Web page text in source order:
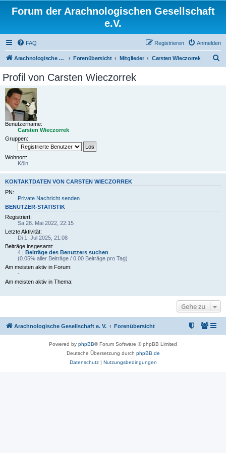
Forum der Arachnologischen Gesellschaft
e.V.
FAQ Anmelden
Registrieren
Arachnologische Gesellschaft e. V. Forenübersicht Mitglieder Carsten Wieczorrek
Profil von Carsten Wieczorrek
Benutzername:
Carsten Wieczorrek
Gruppen:
Wohnort:
Köln
KONTAKTDATEN VON CARSTEN WIECZORREK
PN:
Private Nachricht senden
BENUTZER-STATISTIK
Registriert:
Sa 28. Mai 2022, 22:15
Letzte Aktivität:
Di 1. Jul 2025, 21:08
Beiträge insgesamt:
4 | Beiträge des Benutzers suchen
(0.05% aller Beiträge / 0.00 Beiträge pro Tag)
Am meisten aktiv in Forum:
-
Am meisten aktiv in Thema:
-
Gehe zu
Arachnologische Gesellschaft e. V. Forenübersicht
Powered by phpBB® Forum Software © phpBB Limited
Deutsche Übersetzung durch phpBB.de
Datenschutz| Nutzungsbedingungen